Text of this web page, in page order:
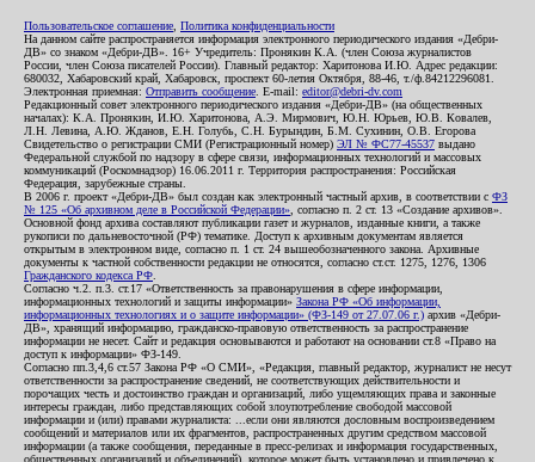
Пользовательское соглашение Политика конфиденциальности
На данном сайте распространяется информация электронного периодического издания «Дебри-
ДВ» со знаком «Дебри-ДВ». 16+ Учредитель: Пронякин К.А. (член Союза журналистов
России, член Союза писателей России). Главный редактор: Харитонова И.Ю. Адрес редакции:
680032, Хабаровский край, Хабаровск, проспект 60-летия Октября, 88-46, т./ф.84212296081.
Электронная приемная: Отправить сообщение . E-mail: editor@debri-dv.com
Редакционный совет электронного периодического издания «Дебри-ДВ» (на общественных
началах): К.А. Пронякин, И.Ю. Харитонова, А.Э. Мирмович, Ю.Н. Юрьев, Ю.В. Ковалев,
Л.Н. Левина, А.Ю. Жданов, Е.Н. Голубь, С.Н. Бурындин, Б.М. Сухинин, О.В. Егорова
Свидетельство о регистрации СМИ (Регистрационный номер) ЭЛ № ФС77-45537 выдано
Федеральной службой по надзору в сфере связи, информационных технологий и массовых
коммуникаций (Роскомнадзор) 16.06.2011 г. Территория распространения: Российская
Федерация, зарубежные страны.
В 2006 г. проект «Дебри-ДВ» был создан как электронный частный архив, в соответствии с ФЗ
№ 125 «Об архивном деле в Российской Федерации» , согласно п. 2 ст. 13 «Создание архивов».
Основной фонд архива составляют публикации газет и журналов, изданные книги, а также
рукописи по дальневосточной (РФ) тематике. Доступ к архивным документам является
открытым в электронном виде, согласно п. 1 ст. 24 вышеобозначенного закона. Архивные
документы к частной собственности редакции не относятся, согласно ст.ст. 1275, 1276, 1306
Гражданского кодекса РФ
Согласно ч.2. п.3. ст.17 «Ответственность за правонарушения в сфере информации,
информационных технологий и защиты информации» Закона РФ «Об информации,
информационных технологиях и о защите информации» (ФЗ-149 от 27.07.06 г.) архив «Дебри-
ДВ», хранящий информацию, гражданско-правовую ответственность за распространение
информации не несет. Сайт и редакция основываются и работают на основании ст.8 «Право на
доступ к информации» ФЗ-149.
Согласно пп.3,4,6 ст.57 Закона РФ «О СМИ», «Редакция, главный редактор, журналист не несут
ответственности за распространение сведений, не соответствующих действительности и
порочащих честь и достоинство граждан и организаций, либо ущемляющих права и законные
интересы граждан, либо представляющих собой злоупотребление свободой массовой
информации и (или) правами журналиста: ...если они являются дословным воспроизведением
сообщений и материалов или их фрагментов, распространенных другим средством массовой
информации (а также сообщения, переданные в пресс-релизах и информация государственных,
общественных организаций и объединений), которое может быть установлено и привлечено к